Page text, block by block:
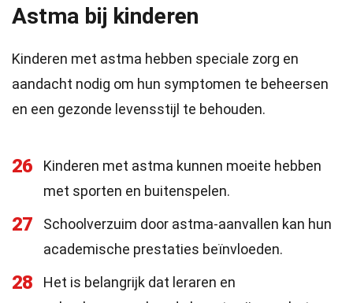
Astma bij kinderen
Kinderen met astma hebben speciale zorg en
aandacht nodig om hun symptomen te beheersen
en een gezonde levensstijl te behouden.
26
Kinderen met astma kunnen moeite hebben
met sporten en buitenspelen.
27
Schoolverzuim door astma-aanvallen kan hun
academische prestaties beïnvloeden.
28
Het is belangrijk dat leraren en